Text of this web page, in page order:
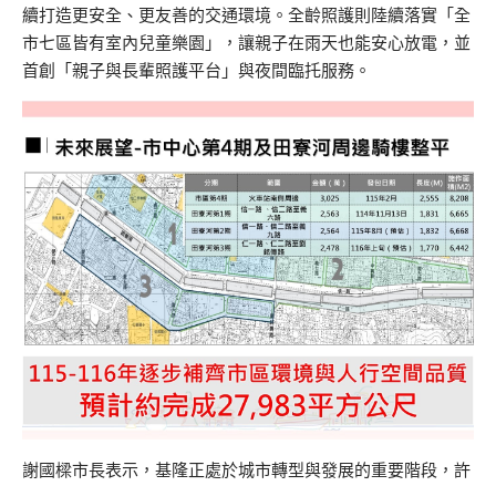
續打造更安全、更友善的交通環境。全齡照護則陸續落實「全
市七區皆有室內兒童樂園」，讓親子在雨天也能安心放電，並
首創「親子與長輩照護平台」與夜間臨托服務。
謝國樑市長表示，基隆正處於城市轉型與發展的重要階段，許